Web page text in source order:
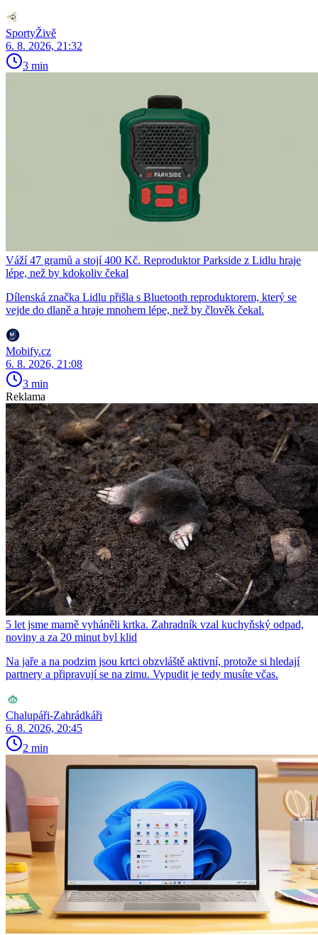
SportyŽivě
6. 8. 2026, 21:32
3 min
Váží 47 gramů a stojí 400 Kč. Reproduktor Parkside z Lidlu hraje
lépe, než by kdokoliv čekal
Dílenská značka Lidlu přišla s Bluetooth reproduktorem, který se
vejde do dlaně a hraje mnohem lépe, než by člověk čekal.
Mobify.cz
6. 8. 2026, 21:08
3 min
Reklama
5 let jsme marně vyháněli krtka. Zahradník vzal kuchyňský odpad,
noviny a za 20 minut byl klid
Na jaře a na podzim jsou krtci obzvláště aktivní, protože si hledají
partnery a připravují se na zimu. Vypudit je tedy musíte včas.
Chalupáři-Zahrádkáři
6. 8. 2026, 20:45
2 min